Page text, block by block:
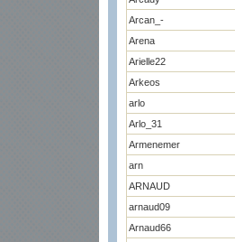
Arcan_-
Arena
Arielle22
Arkeos
arlo
Arlo_31
Armenemer
arn
ARNAUD
arnaud09
Arnaud66